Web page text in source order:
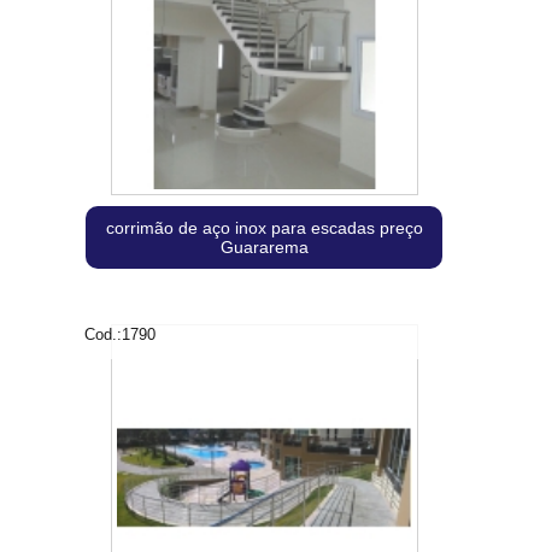
corrimão de aço inox para escadas preço
Guararema
Cod.:1790